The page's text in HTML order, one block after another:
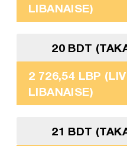
LIBANAISE)
20 BDT
2 726,54 LBP
LIBANAISE)
21 BDT